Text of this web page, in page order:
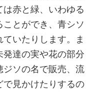
は赤と緑、いわゆる
とができ、青シソ
いたりします。ま
達の実や花の部分
ジソの名で販売、流
見かけたりするの